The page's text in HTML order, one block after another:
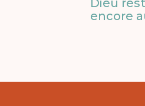
Dieu
encore